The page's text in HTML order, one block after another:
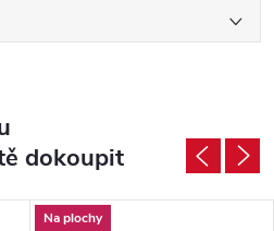
dokoupit
Na plochy